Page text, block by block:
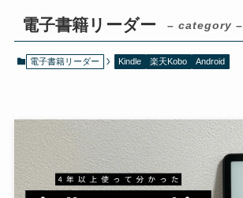
電子書籍リーダー – category –
電子書籍リーダー Kindle 楽天Kobo Android